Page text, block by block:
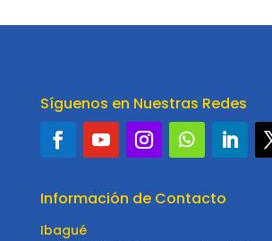
Síguenos en Nuestras Redes
Información de Contacto
Ibagué